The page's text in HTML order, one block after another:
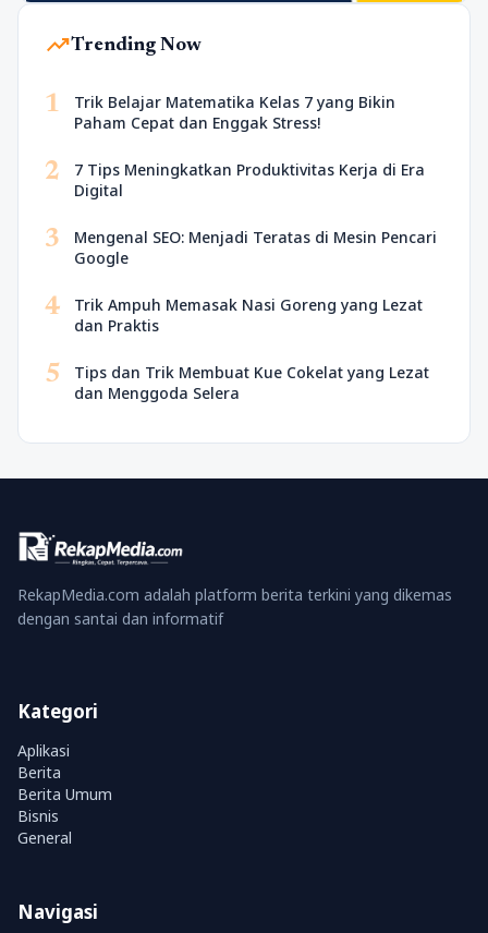
trending_upTrending Now
1
Trik Belajar Matematika Kelas 7 yang Bikin
Paham Cepat dan Enggak Stress!
2
7 Tips Meningkatkan Produktivitas Kerja di Era
Digital
3
Mengenal SEO: Menjadi Teratas di Mesin Pencari
Google
4
Trik Ampuh Memasak Nasi Goreng yang Lezat
dan Praktis
5
Tips dan Trik Membuat Kue Cokelat yang Lezat
dan Menggoda Selera
RekapMedia.com adalah platform berita terkini yang dikemas
dengan santai dan informatif
Kategori
Aplikasi
Berita
Berita Umum
Bisnis
General
Navigasi